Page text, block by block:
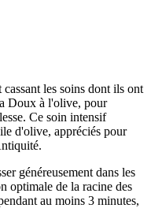
les soins dont ils ont
Doux à l'olive, pour
Ce soin intensif
d'olive, appréciés pour
généreusement dans les
optimale de la racine des
au moins 3 minutes,